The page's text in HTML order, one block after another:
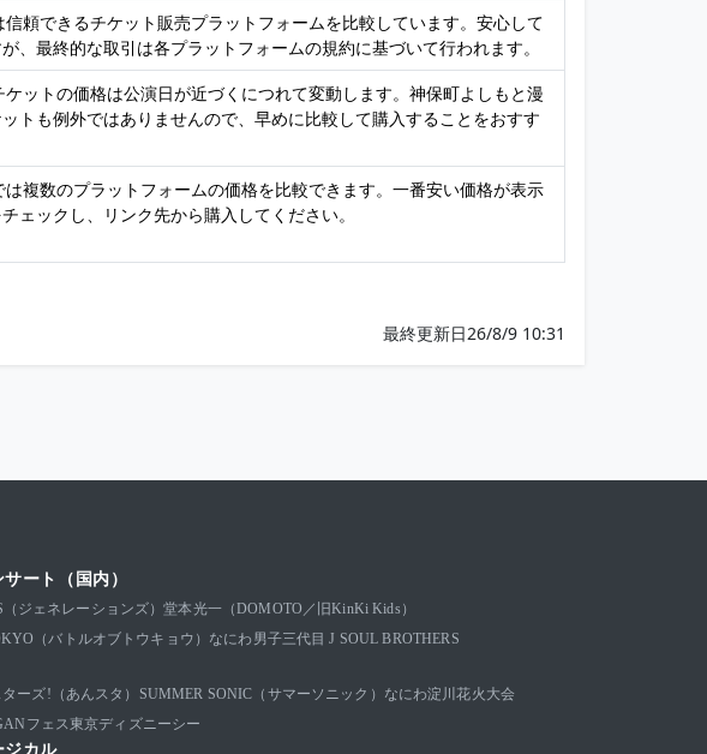
頼できるチケット販売プラットフォームを比較しています。安心して
、最終的な取引は各プラットフォームの規約に基づいて行われます。
ットの価格は公演日が近づくにつれて変動します。神保町よしもと漫
トも例外ではありませんので、早めに比較して購入することをおすす
は複数のプラットフォームの価格を比較できます。一番安い価格が表示
ェックし、リンク先から購入してください。
最終更新日26/8/9 10:31
ート（国内）
（ジェネレーションズ）堂本光一（DOMOTO／旧KinKi Kids）
（バトルオブトウキョウ） なにわ男子三代目 J SOUL BROTHERS
ーズ!（あんスタ） SUMMER SONIC（サマーソニック） なにわ淀川花火大会
フェス東京ディズニーシー
ジカル